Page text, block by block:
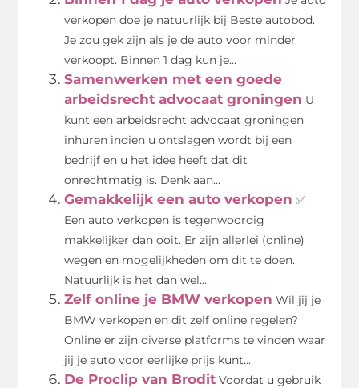
verkopen doe je natuurlijk bij Beste autobod.
Je zou gek zijn als je de auto voor minder
verkoopt. Binnen 1 dag kun je...
Samenwerken met een goede
arbeidsrecht advocaat groningen U
kunt een arbeidsrecht advocaat groningen
inhuren indien u ontslagen wordt bij een
bedrijf en u het idee heeft dat dit
onrechtmatig is. Denk aan...
Gemakkelijk een auto verkopen ✅
Een auto verkopen is tegenwoordig
makkelijker dan ooit. Er zijn allerlei (online)
wegen en mogelijkheden om dit te doen.
Natuurlijk is het dan wel...
Zelf online je BMW verkopen Wil jij je
BMW verkopen en dit zelf online regelen?
Online er zijn diverse platforms te vinden waar
jij je auto voor eerlijke prijs kunt...
De Proclip van Brodit Voordat u gebruik